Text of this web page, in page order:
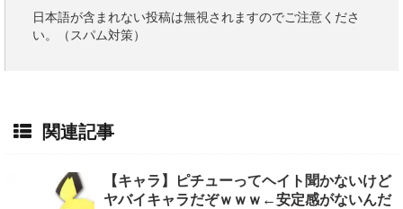
日本語が含まれない投稿は無視されますのでご注意くださ
い。（スパム対策）
関連記事
【キャラ】ピチューってヘイト聞かないけど
ヤバイキャラだぞｗｗｗ←安定感がないんだ